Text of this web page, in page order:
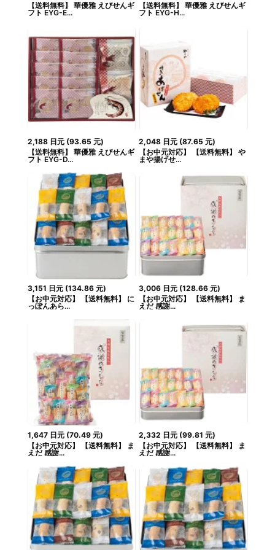
【送料無料】 華優雅 えびせんギ
フト EYG-E...
【送料無料】 華優雅 えびせんギ
フト EYG-H...
2,188 日元(93.65 元)
【送料無料】 華優雅 えびせんギ
フト EYG-D...
2,048 日元 (87.65 元)
【お中元対応】 【送料無料】 や
まや揚げせ...
3,151 日元(134.86 元)
【お中元対応】 【送料無料】 に
っぽんあら...
3,006 日元 (128.66 元)
【お中元対応】 【送料無料】 ま
えだ 感謝...
1,647 日元(70.49 元)
【お中元対応】 【送料無料】 ま
えだ 感謝...
2,332 日元 (99.81 元)
【お中元対応】 【送料無料】 ま
えだ 感謝...